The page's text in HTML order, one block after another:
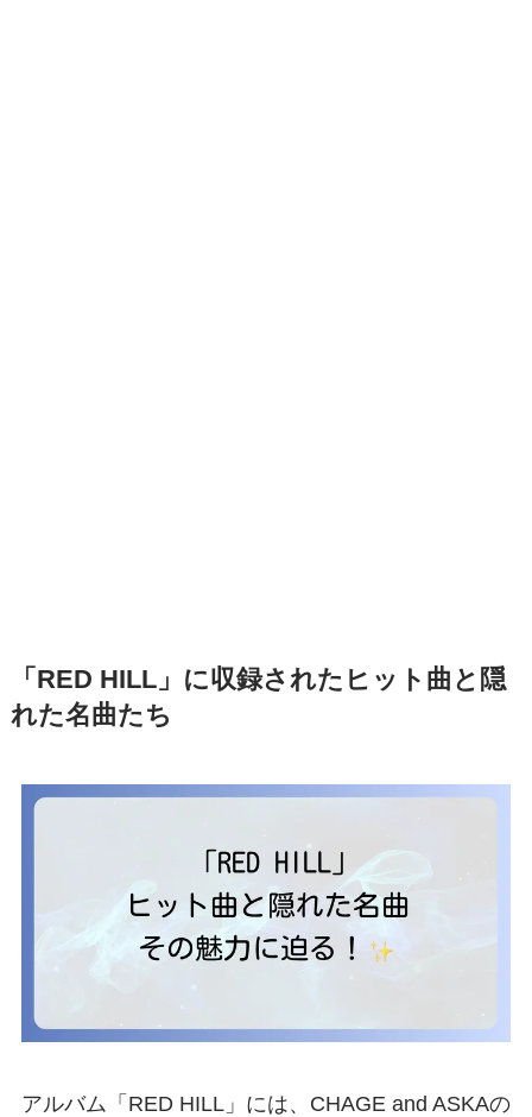
「RED HILL」に収録されたヒット曲と隠
れた名曲たち
アルバム「RED HILL」には、CHAGE and ASKAの